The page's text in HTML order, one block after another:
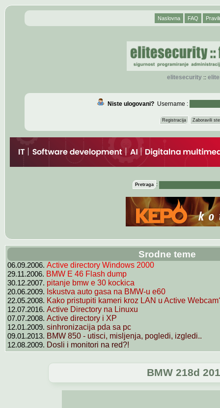
Naslovna FAQ
elitesecurity::
Niste ulogovani?Username :
Registracija Zaboravili
Pretraga :
Srodne teme
06.09.2006. Active directory Windows 2000
29.11.2006. BMW E 46 Flash dump
30.12.2007. pitanje bmw e 30 kockica
20.06.2009. Iskustva auto gasa na BMW-u e60
22.05.2008. Kako pristupiti kameri kroz LAN u Active
12.07.2016. Active Directory na Linuxu
07.07.2008. Active directory i XP
12.01.2009. sinhronizacija pda sa pc
09.01.2013. BMW 850 - utisci, misljenja, pogledi, izgledi..
12.08.2009. Dosli i monitori na red?!
BMW 218d